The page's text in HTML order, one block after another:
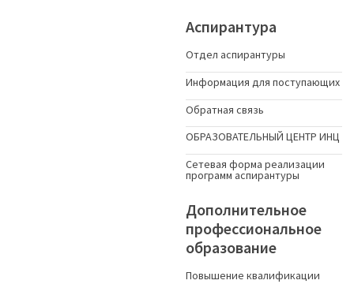
Аспирантура
Отдел аспирантуры
Информация для поступающих
Обратная связь
ОБРАЗОВАТЕЛЬНЫЙ ЦЕНТР ИНЦ
Сетевая форма реализации
программ аспирантуры
Дополнительное
профессиональное
образование
Повышение квалификации